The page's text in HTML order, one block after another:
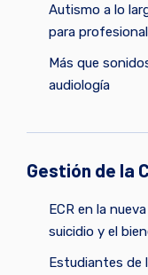
Autismo a lo
para
Más que
audiología
Gestión de la
ECR en la
suicidio y el
Estudiantes de